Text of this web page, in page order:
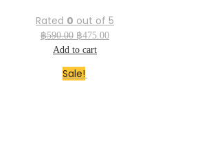
Rated 0 out of 5
฿590.00 Original
price
฿590.00.
฿475.00Current
Add to cart
Sale!